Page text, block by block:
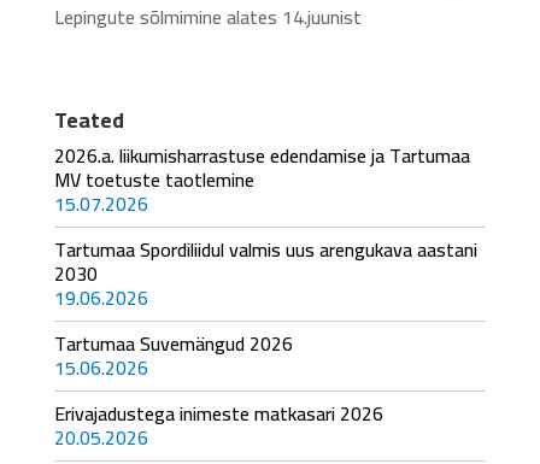
Lepingute sõlmimine alates 14.juunist
Teated
2026.a. liikumisharrastuse edendamise ja Tartumaa
MV toetuste taotlemine
15.07.2026
Tartumaa Spordiliidul valmis uus arengukava aastani
2030
19.06.2026
Tartumaa Suvemängud 2026
15.06.2026
Erivajadustega inimeste matkasari 2026
20.05.2026